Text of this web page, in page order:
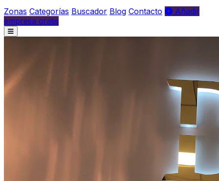
Zonas Categorías Buscador Blog Contacto
Añadir
empresa gratis